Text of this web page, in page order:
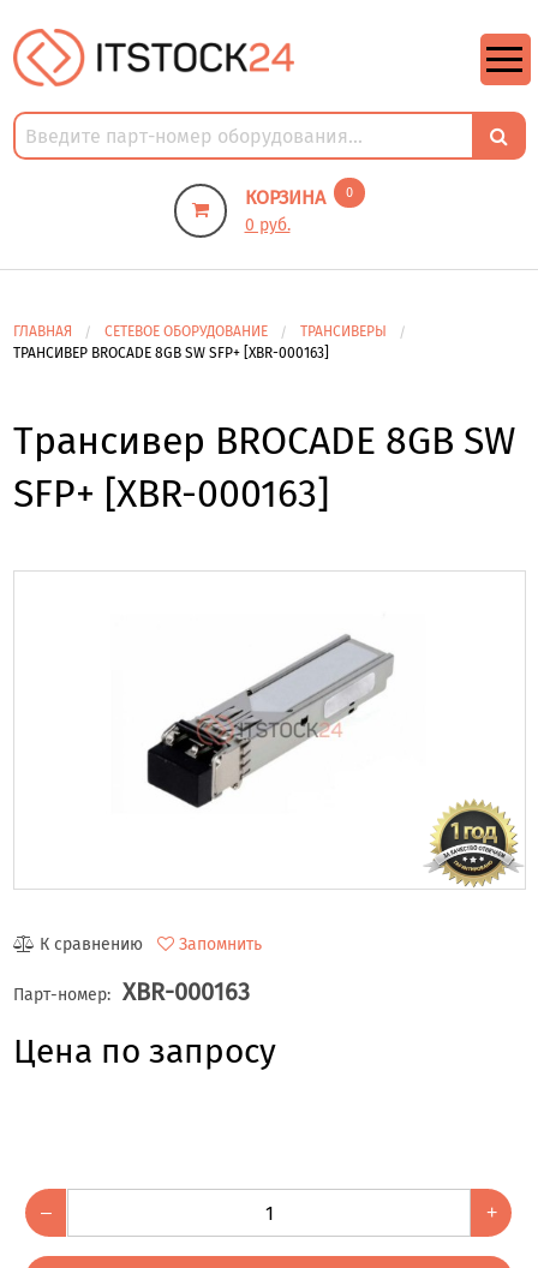
КОРЗИНА 0
0 руб.
ГЛАВНАЯ СЕТЕВОЕ ОБОРУДОВАНИЕ
ТРАНСИВЕРЫ
ТРАНСИВЕР BROCADE 8GB SW SFP+ [XBR-000163]
Трансивер BROCADE 8GB SW
SFP+ [XBR-000163]
К сравнению Запомнить
Парт-номер: XBR-000163
Цена по запросу
– +